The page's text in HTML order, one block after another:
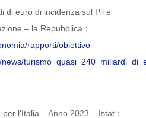
di euro di incidenza sul Pil e
– la Repubblica：
rapporti/obiettivo-
l’Italia – Anno 2023 – Istat：